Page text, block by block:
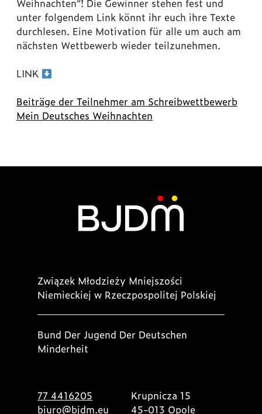
Weihnachten“! Die Gewinner stehen fest und
unter folgendem Link könnt ihr euch ihre Texte
durchlesen. Eine Motivation für alle um auch am
nächsten Wettbewerb wieder teilzunehmen.
LINK
Beiträge der Teilnehmer am Schreibwettbewerb
Mein Deutsches Weihnachten
Związek Młodzieży Mniejszości
Niemieckiej w Rzeczpospolitej Polskiej
Bund Der Jugend Der Deutschen
Minderheit
77 4416205
biuro@bjdm.eu
Krupnicza 15
45-013 Opole